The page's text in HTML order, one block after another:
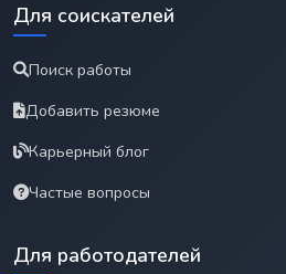
Для соискателей
Поиск работы
Добавить резюме
Карьерный блог
Частые вопросы
Для работодателей